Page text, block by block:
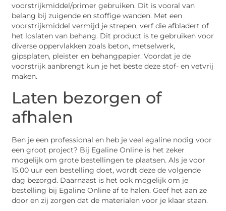
voorstrijkmiddel/primer gebruiken. Dit is vooral van
belang bij zuigende en stoffige wanden. Met een
voorstrijkmiddel vermijd je strepen, verf die afbladert of
het loslaten van behang. Dit product is te gebruiken voor
diverse oppervlakken zoals beton, metselwerk,
gipsplaten, pleister en behangpapier. Voordat je de
voorstrijk aanbrengt kun je het beste deze stof- en vetvrij
maken.
Laten bezorgen of
afhalen
Ben je een professional en heb je veel egaline nodig voor
een groot project? Bij Egaline Online is het zeker
mogelijk om grote bestellingen te plaatsen. Als je voor
15.00 uur een bestelling doet, wordt deze de volgende
dag bezorgd. Daarnaast is het ook mogelijk om je
bestelling bij Egaline Online af te halen. Geef het aan ze
door en zij zorgen dat de materialen voor je klaar staan.